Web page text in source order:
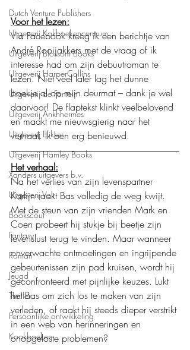
Dutch Venture Publishers
Uitgeverij Kokboekencentrum
Uitgeverij Blossom Books
Uitgeverij HarperCollins
Uitgeverij de Fontein
Uitgeverij Ankhhermes
Uitgeverij Elikser
Uitgeverij Hamley Books
Xanders uitgevers b.v.
Uitgeverij Volt
Bookscout
Fantasy
Roman
Jeugd
Thriller
Persoonlijke ontwikkeling
Kookboeken
Voor het lezen:
Via Facebook kreeg ik een berichtje van
André Rooijakkers met de vraag of ik
interesse had om zijn debuutroman te
lezen. Niet veel later lag het dunne
boekje al op mijn deurmat – dank je wel
daarvoor! De flaptekst klinkt veelbelovend
en maakt me nieuwsgierig naar het
verhaal. Ik ben erg benieuwd.
Het verhaal:
Na het verlies van zijn levenspartner
Karlijn raakt Bas volledig de weg kwijt.
Met de steun van zijn vrienden Mark en
Coen probeert hij stukje bij beetje zijn
levenslust terug te vinden. Maar wanneer
onverwachte ontmoetingen en ingrijpende
gebeurtenissen zijn pad kruisen, wordt hij
geconfronteerd met pijnlijke keuzes. Lukt
het Bas om zich los te maken van zijn
verleden, of raakt hij steeds dieper verstrikt
in een web van herinneringen en
onopgeloste problemen?